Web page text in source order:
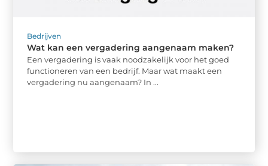
Bedrijven
Wat kan een vergadering aangenaam maken?
Een vergadering is vaak noodzakelijk voor het goed
functioneren van een bedrijf. Maar wat maakt een
vergadering nu aangenaam? In ...